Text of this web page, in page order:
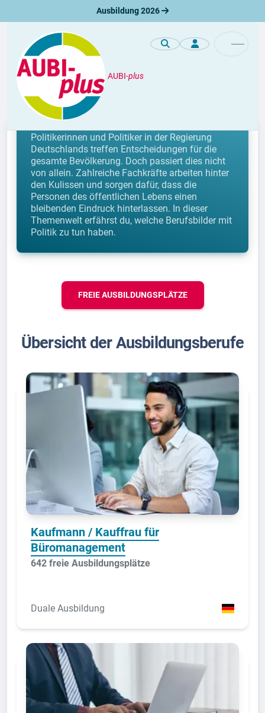
Ausbildung 2026
AUBI-plus
Berufe
Berufe mit Politik
Politikerinnen und Politiker in der Regierung
Deutschlands treffen Entscheidungen für die
gesamte Bevölkerung. Doch passiert dies nicht
von allein. Zahlreiche Fachkräfte arbeiten hinter
den Kulissen und sorgen dafür, dass die
Personen des öffentlichen Lebens einen
bleibenden Eindruck hinterlassen. In dieser
Themenwelt erfährst du, welche Berufsbilder mit
Politik zu tun haben.
FREIE AUSBILDUNGSPLÄTZE
Übersicht der Ausbildungsberufe
Kaufmann / Kauffrau für
Büromanagement
642 freie Ausbildungsplätze
Duale Ausbildung